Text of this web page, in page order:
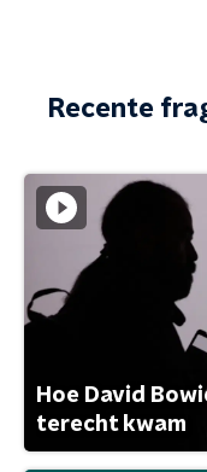
Recente
Hoe David
terecht kwam